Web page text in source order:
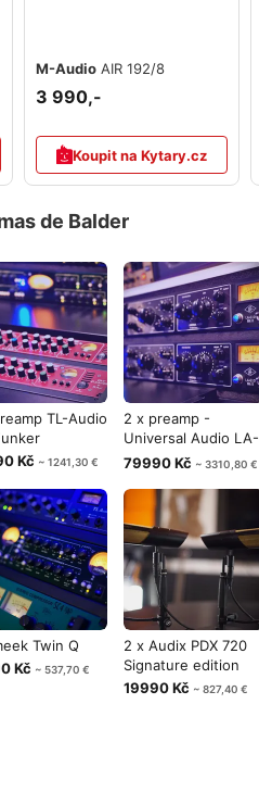
M-Audio AIR 192/8
3 990,-
Koupit na Kytary.cz
de Balder
TL-Audio
Kč ~ 1241,30 €
2 x preamp -
Universal Audio LA-
610 mk-II
79990 Kč ~ 3310,80 €
Twin Q
Kč ~ 537,70 €
2 x Audix PDX 720
Signature edition
19990 Kč ~ 827,40 €